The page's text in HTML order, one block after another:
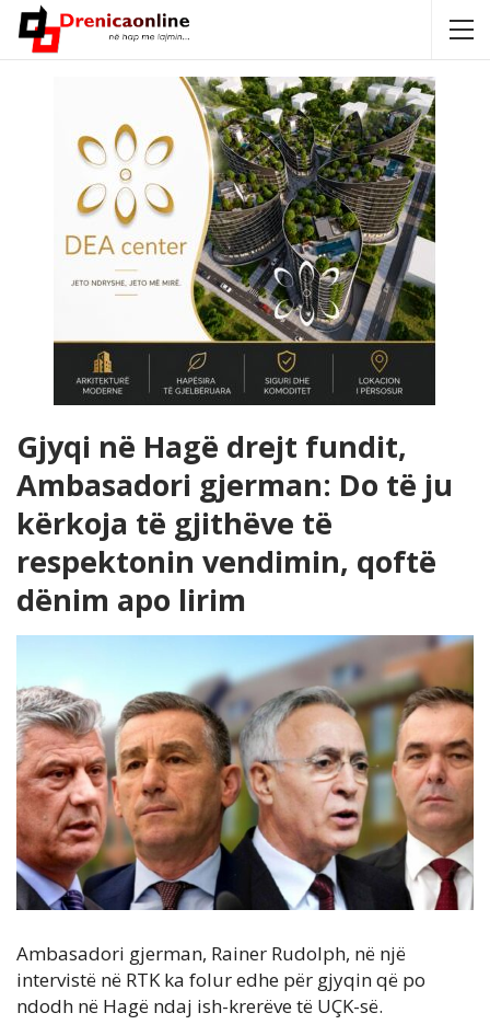
Gjyqi në Hagë drejt fundit,
Ambasadori gjerman: Do të ju
kërkoja të gjithëve të
respektonin vendimin, qoftë
dënim apo lirim
Ambasadori gjerman, Rainer Rudolph, në një
intervistë në RTK ka folur edhe për gjyqin që po
ndodh në Hagë ndaj ish-krerëve të UÇK-së.